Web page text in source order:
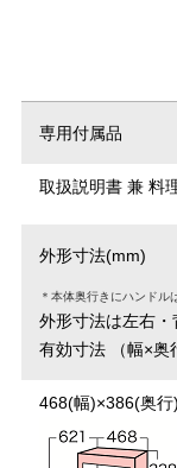
専用付属品
取扱説明書 兼 料
外形寸法(mm)
＊本体奥行きにハンドル
外形寸法は左右・
有効寸法 （幅×奥
468(幅)×386(奥